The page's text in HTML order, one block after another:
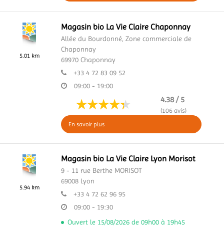
5.01 km
Magasin bio La Vie Claire Chaponnay
Allée du Bourdonné, Zone commerciale de
Chaponnay
69970 Chaponnay
+33 4 72 83 09 52
09:00 - 19:00
4.38 / 5
(106 avis)
En savoir plus
5.94 km
Magasin bio La Vie Claire Lyon Morisot
9 - 11 rue Berthe MORISOT
69008 Lyon
+33 4 72 62 96 95
09:00 - 19:30
Ouvert le 15/08/2026 de 09h00 à 19h45